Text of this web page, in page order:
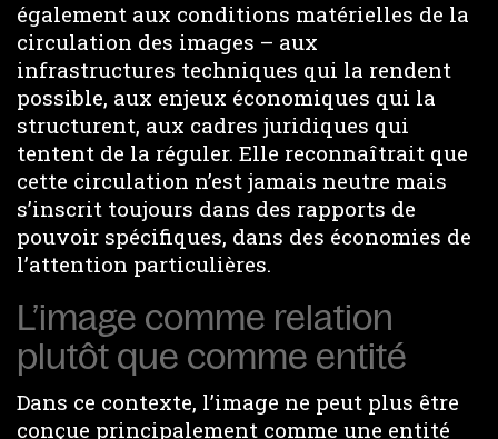
également aux conditions matérielles de la
circulation des images – aux
infrastructures techniques qui la rendent
possible, aux enjeux économiques qui la
structurent, aux cadres juridiques qui
tentent de la réguler. Elle reconnaîtrait que
cette circulation n’est jamais neutre mais
s’inscrit toujours dans des rapports de
pouvoir spécifiques, dans des économies de
l’attention particulières.
L’image comme relation
plutôt que comme entité
Dans ce contexte, l’image ne peut plus être
conçue principalement comme une entité